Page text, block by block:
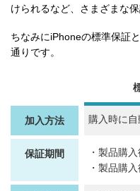
けられるなど、さまざまな保
ちなみにiPhoneの標準保証
通りです。
加入方法 購入時に
保証期間
・製品購
・製品購